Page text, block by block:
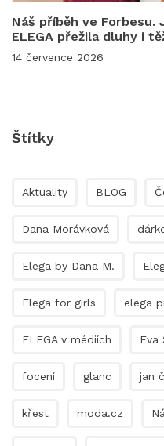
Náš příběh ve Forbesu.
ELEGA přežila dluhy i
14 července 2026
Štítky
Aktuality BLOG
Dana Morávková
Elega by Dana M.
Elega for girls elega
ELEGA v médiích Eva
focení glanc jan
křest moda.cz